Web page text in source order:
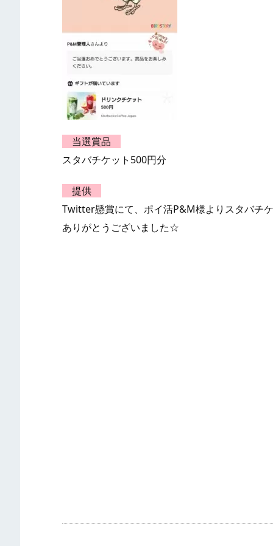
当選賞品
スタバチケット500円分
提供
Twitter懸賞にて、ポイ活P&M様よりスタバチ
ありがとうございました☆